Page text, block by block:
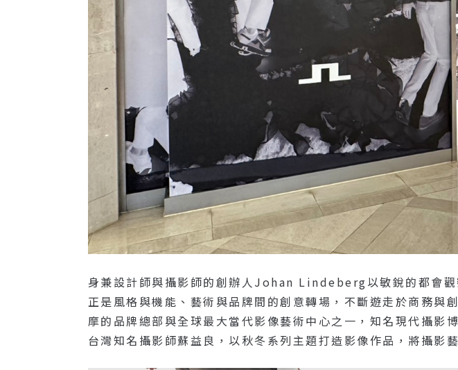
身兼設計師與攝影師的創辦人Johan Lindeberg以敏銳的都會觀
正是風格與機能、藝術與品牌間的創意轉場，不斷遊走於商務
摩的品牌總部與全球最大當代影像藝術中心之一，知名現代攝
台灣知名攝影師蘇益良，以秋冬系列主題打造影像作品，將攝影